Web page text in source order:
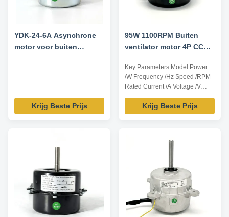
YDK-24-6A Asynchrone
motor voor buiten
Krijg Beste Prijs
95W 1100RPM Buiten
ventilator motor 4P CCW
Key Parameters Model Power
/W Frequency /Hz Speed /RPM
Rated Current /A Voltage /V
YDK-95-4 95 50 1100 1.2 220
Ps:all dimension can be
customized according to
high quality rolling bearing. 2.
Krijg Beste Prijs